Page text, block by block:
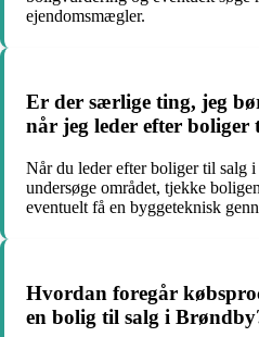
ejendomsmægler.
Er der særlige ting, jeg
når jeg leder efter
Når du leder efter boliger til salg
undersøge området, tjekke
eventuelt få en byggeteknisk
Hvordan foregår
en bolig til salg i